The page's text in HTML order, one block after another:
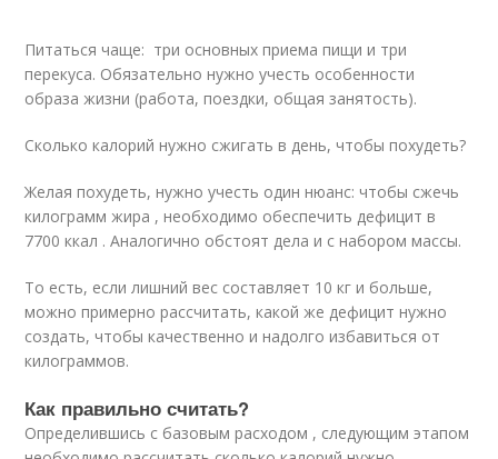
Питаться чаще: три основных приема пищи и три
перекуса. Обязательно нужно учесть особенности
образа жизни (работа, поездки, общая занятость).
Сколько калорий нужно сжигать в день, чтобы похудеть?
Желая похудеть, нужно учесть один нюанс: чтобы сжечь
килограмм жира , необходимо обеспечить дефицит в
7700 ккал . Аналогично обстоят дела и с набором массы.
То есть, если лишний вес составляет 10 кг и больше,
можно примерно рассчитать, какой же дефицит нужно
создать, чтобы качественно и надолго избавиться от
килограммов.
Как правильно считать?
Определившись с базовым расходом , следующим этапом